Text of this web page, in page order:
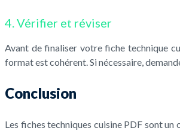
4. Vérifier et réviser
Avant de finaliser votre fiche technique
format est cohérent. Si nécessaire,
Conclusion
Les fiches techniques cuisine PDF sont